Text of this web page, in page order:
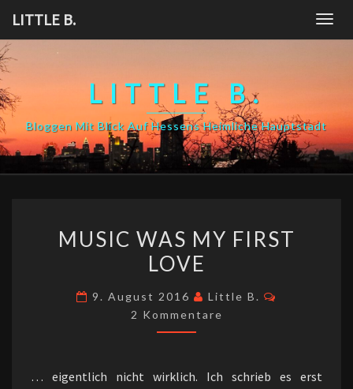
content
LITTLE B.
LITTLE B.
Bloggen Mit Blick Auf Hessens Heimliche Hauptstadt
WAS
MY
LOVE
MUSIC WAS MY FIRST
LOVE
9. August 2016 Little B.
2 Kommentare
… eigentlich nicht wirklich. Ich schrieb es erst